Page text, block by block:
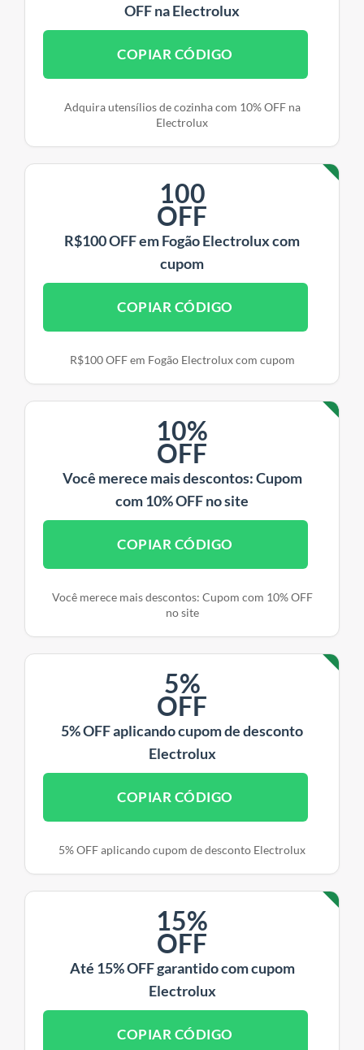
OFF na Electrolux
COPIAR CÓDIGO
Adquira utensílios de cozinha com 10% OFF na
Electrolux
100
OFF
R$100 OFF em Fogão Electrolux com
cupom
COPIAR CÓDIGO
R$100 OFF em Fogão Electrolux com cupom
10%
OFF
Você merece mais descontos: Cupom
com 10% OFF no site
COPIAR CÓDIGO
Você merece mais descontos: Cupom com 10% OFF
no site
5%
OFF
5% OFF aplicando cupom de desconto
Electrolux
COPIAR CÓDIGO
5% OFF aplicando cupom de desconto Electrolux
15%
OFF
Até 15% OFF garantido com cupom
Electrolux
COPIAR CÓDIGO